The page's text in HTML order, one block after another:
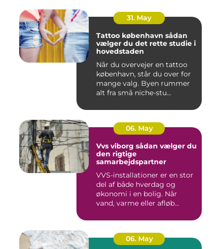
31. May
Tattoo københavn sådan
vælger du det rette studie i
hovedstaden
Når du overvejer en tattoo
københavn, står du over for
mange valg. Byen rummer
alt fra små niche-stu...
06. May
Vvs viborg sådan vælger du
den rigtige
samarbejdspartner
VVS-installationer er en stor
del af både hverdag og
økonomi i en bolig. Når
vand, varme eller afløb...
06. May